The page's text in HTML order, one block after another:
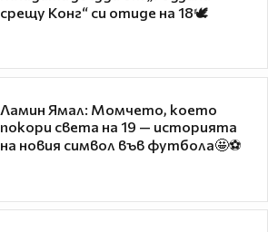
срещу Конг“ си отиде на 18🕊️
Ламин Ямал: Момчето, което
покори света на 19 — историята
на новия символ във футбола🤩⚽